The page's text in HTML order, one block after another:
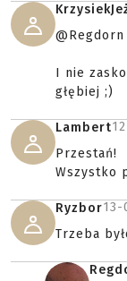
@Regdorn
I nie
głębiej ;)
Lambert
Przestań!
Wszystko
Ryzbor13-
Trzeba